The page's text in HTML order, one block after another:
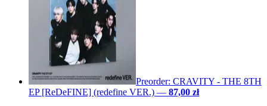
Preorder: CRAVITY - THE 8TH
EP [ReDeFINE] (redefine VER.) — 87,00 zł